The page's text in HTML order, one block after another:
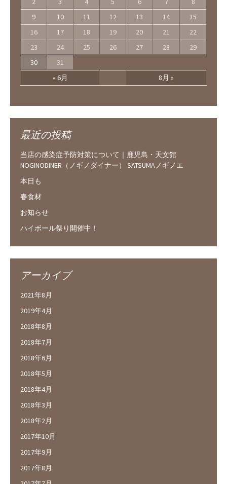
« 6月 8月 »
9
10 11 12 13 14
15
16
17 18 19 20 21
22
23
24 25 26 27 28
29
30
31
最近の投稿
当店の感染症予防対策について｜鹿児島・天文館
NOGINODINER（ノギノダイナー） SATSUMAノギノエ
本日も
春食材
お知らせ
ハイボール祭り開催中！
アーカイブ
2021年8月
2019年4月
2018年8月
2018年7月
2018年6月
2018年5月
2018年4月
2018年3月
2018年2月
2017年10月
2017年9月
2017年8月